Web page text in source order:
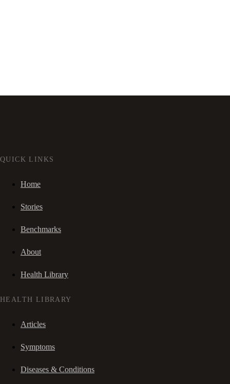
QUICK LINKS
Home
Stories
Benchmarks
About
Health Library
HEALTH LIBRARY
Articles
Symptoms
Diseases & Conditions